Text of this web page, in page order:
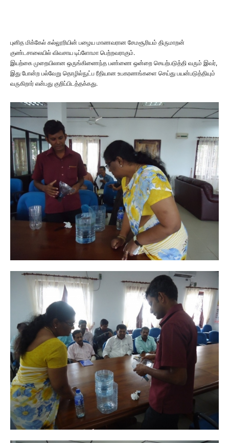
புனித மிக்கேல் கல்லூரியின் பழைய மாணவரான சேமசூரியம் திருமாறன்
குண்டசாலையில் விவசாய டிப்ளோமா பெற்றவராகும்.
இயற்கை முறையிலான ஒருங்கிணைந்த பண்ணை ஒன்றை செயற்படுத்தி வரும் இவர்,
இது போன்ற பல்வேறு தொழில்நுட்ப ரீதியான உபகரணங்களை செய்து பயன்படுத்தியும்
வருகிறார் என்பது குறிப்பிடத்தக்கது.